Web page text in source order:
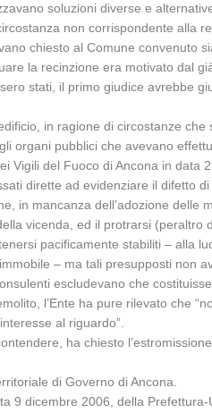
soluzioni diverse e
non corrispondente alla
chiesto al Comune convenuto
la recinzione era motivato dal
stati, il primo giudice avrebbe
in ragione di circostanze che
organi pubblici che avevano
Vigili del Fuoco di Ancona in data
dirette ad evidenziare il difetto
in mancanza dell’adozione delle
vicenda, ed il protrarsi (peraltro
pacificamente stabiliti – alla
– ma tali presupposti non
escludevano che costituisse
l’Ente ha pure rilevato che
al riguardo”.
ha chiesto l’estromissione
di Governo di Ancona.
9 dicembre 2006, della